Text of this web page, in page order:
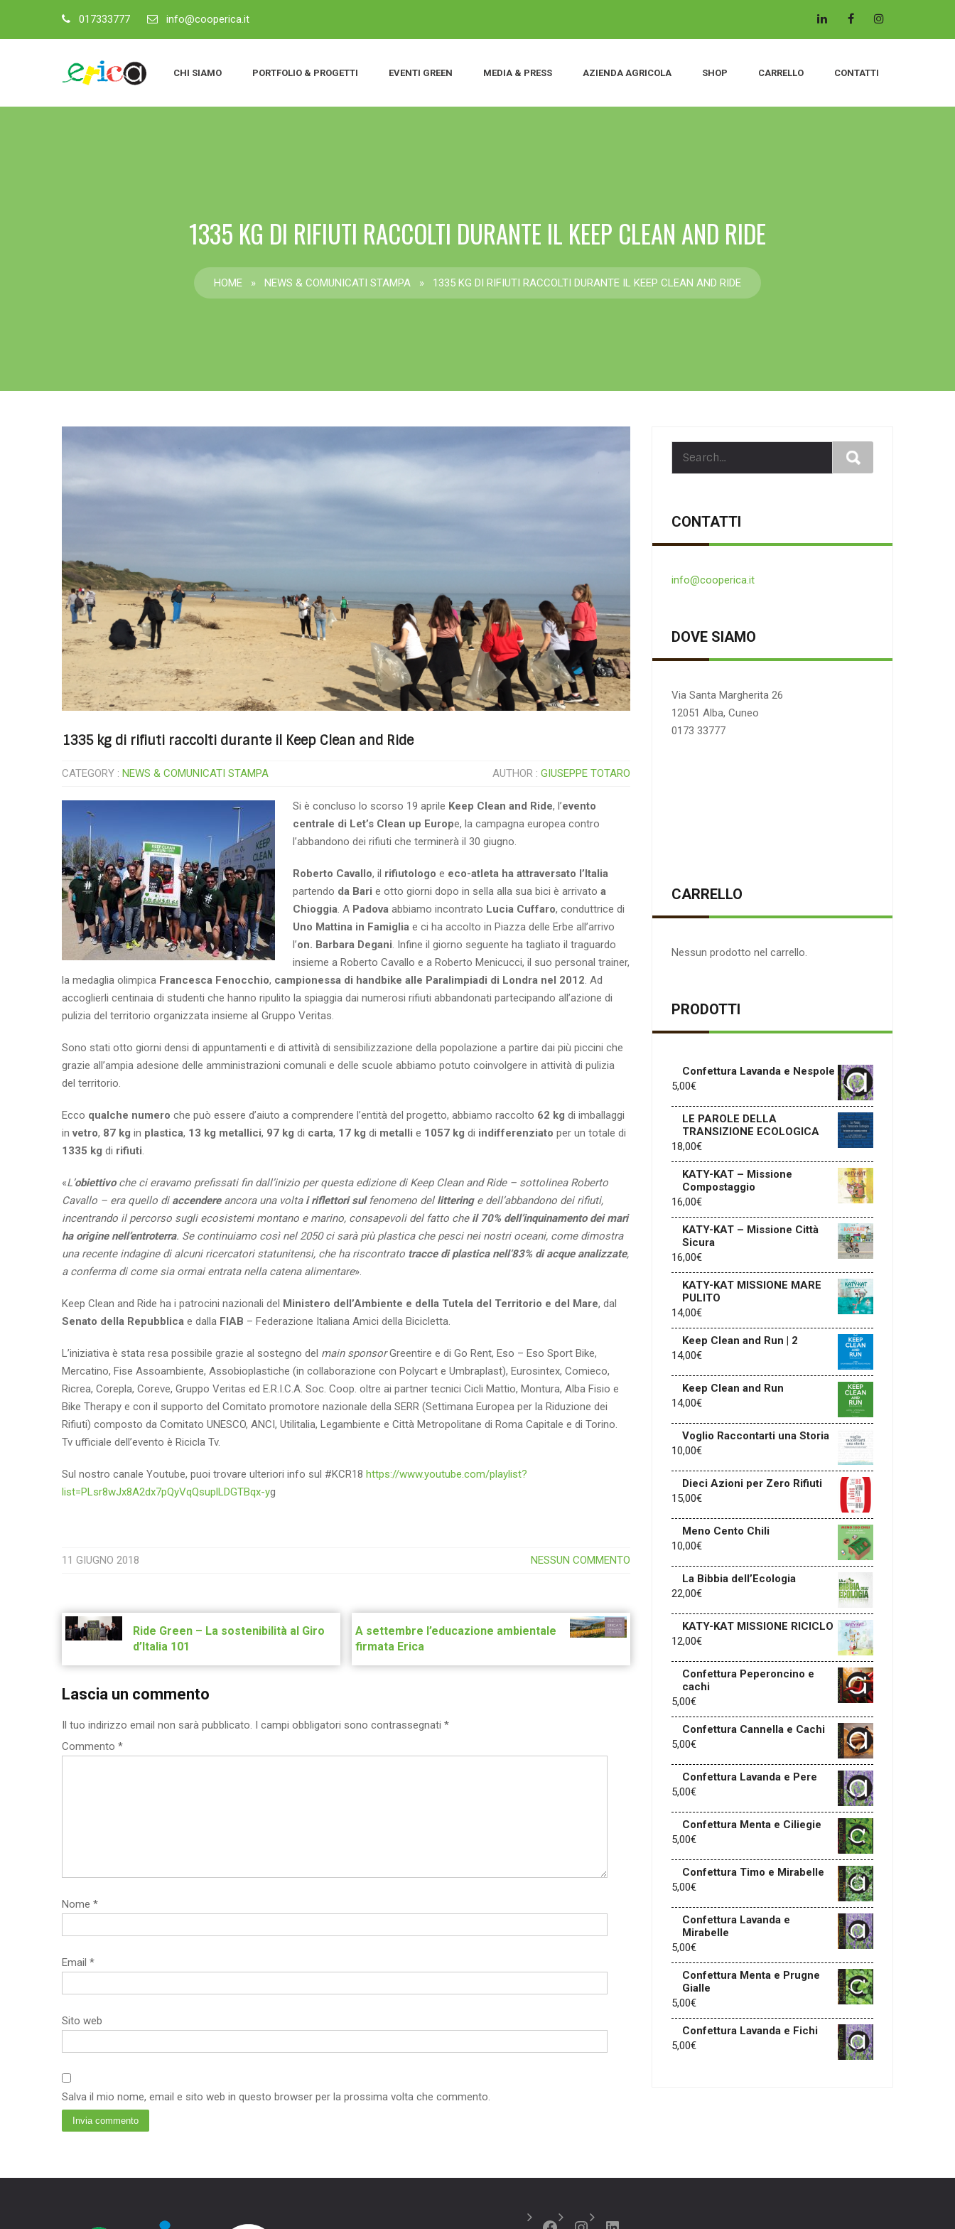
017333777 info@cooperica.it
CHI SIAMO PORTFOLIO & PROGETTI EVENTI GREEN MEDIA & PRESS AZIENDA AGRICOLA SHOP CARRELLO CONTATTI
1335 KG DI RIFIUTI RACCOLTI DURANTE IL KEEP CLEAN AND RIDE
HOME » NEWS & COMUNICATI STAMPA » 1335 KG DI RIFIUTI RACCOLTI DURANTE IL KEEP CLEAN AND RIDE
1335 kg di rifiuti raccolti durante il Keep Clean and Ride
CATEGORY : NEWS & COMUNICATI STAMPA AUTHOR : GIUSEPPE TOTARO
Si è concluso lo scorso 19 aprile Keep Clean and Ride, l’evento
centrale di Let’s Clean up Europe, la campagna europea contro
l’abbandono dei rifiuti che terminerà il 30 giugno.
Roberto Cavallo, il rifiutologo e eco-atleta ha attraversato l’Italia
partendo da Bari e otto giorni dopo in sella alla sua bici è arrivato a
Chioggia. A Padova abbiamo incontrato Lucia Cuffaro, conduttrice di
Uno Mattina in Famiglia e ci ha accolto in Piazza delle Erbe all’arrivo
l’on. Barbara Degani. Infine il giorno seguente ha tagliato il traguardo
insieme a Roberto Cavallo e a Roberto Menicucci, il suo personal trainer,
la medaglia olimpica Francesca Fenocchio, campionessa di handbike alle Paralimpiadi di Londra nel 2012. Ad
accoglierli centinaia di studenti che hanno ripulito la spiaggia dai numerosi rifiuti abbandonati partecipando all’azione di
pulizia del territorio organizzata insieme al Gruppo Veritas.
Sono stati otto giorni densi di appuntamenti e di attività di sensibilizzazione della popolazione a partire dai più piccini che
grazie all’ampia adesione delle amministrazioni comunali e delle scuole abbiamo potuto coinvolgere in attività di pulizia
del territorio.
Ecco qualche numero che può essere d’aiuto a comprendere l’entità del progetto, abbiamo raccolto 62 kg di imballaggi
in vetro, 87 kg in plastica, 13 kg metallici, 97 kg di carta, 17 kg di metalli e 1057 kg di indifferenziato per un totale di
1335 kg di rifiuti.
«L’obiettivoche ci eravamo prefissati fin dall’inizio per questa edizione di Keep Clean and Ride – sottolinea Roberto
Cavallo – era quello di accendereancora una volta i riflettori sulfenomeno del litteringe dell’abbandono dei rifiuti,
incentrando il percorso sugli ecosistemi montano e marino, consapevoli del fatto che il 70% dell’inquinamento dei mari
ha origine nell’entroterra. Se continuiamo così nel 2050 ci sarà più plastica che pesci nei nostri oceani, come dimostra
una recente indagine di alcuni ricercatori statunitensi, che ha riscontrato tracce di plastica nell’83% di acque analizzate,
a conferma di come sia ormai entrata nella catena alimentare».
Keep Clean and Ride ha i patrocini nazionali del Ministero dell’Ambiente e della Tutela del Territorio e del Mare, dal
Senato della Repubblica e dalla FIAB – Federazione Italiana Amici della Bicicletta.
L’iniziativa è stata resa possibile grazie al sostegno del main sponsorGreentire e di Go Rent, Eso – Eso Sport Bike,
Mercatino, Fise Assoambiente, Assobioplastiche (in collaborazione con Polycart e Umbraplast), Eurosintex, Comieco,
Ricrea, Corepla, Coreve, Gruppo Veritas ed E.R.I.C.A. Soc. Coop. oltre ai partner tecnici Cicli Mattio, Montura, Alba Fisio e
Bike Therapy e con il supporto del Comitato promotore nazionale della SERR (Settimana Europea per la Riduzione dei
Rifiuti) composto da Comitato UNESCO, ANCI, Utilitalia, Legambiente e Città Metropolitane di Roma Capitale e di Torino.
Tv ufficiale dell’evento è Ricicla Tv.
Sul nostro canale Youtube, puoi trovare ulteriori info sul #KCR18 https://www.youtube.com/playlist?
list=PLsr8wJx8A2dx7pQyVqQsuplLDGTBqx-yg
11 GIUGNO 2018 NESSUN COMMENTO
Post
navigation
Ride Green – La sostenibilità al Giro
d’Italia 101
A settembre l’educazione ambientale
firmata Erica
Lascia un commento
Il tuo indirizzo email non sarà pubblicato. I campi obbligatori sono contrassegnati *
Commento *
Nome *
Email *
Sito web
Salva il mio nome, email e sito web in questo browser per la prossima volta che commento.
CONTATTI
info@cooperica.it
DOVE SIAMO
Via Santa Margherita 26
12051 Alba, Cuneo
0173 33777
CARRELLO
Nessun prodotto nel carrello.
PRODOTTI
Confettura Lavanda e Nespole
5,00€
LE PAROLE DELLA
TRANSIZIONE ECOLOGICA
18,00€
KATY-KAT – Missione
Compostaggio
16,00€
KATY-KAT – Missione Città
Sicura
16,00€
KATY-KAT MISSIONE MARE
PULITO
14,00€
Keep Clean and Run | 2
14,00€
Keep Clean and Run
14,00€
Voglio Raccontarti una Storia
10,00€
Dieci Azioni per Zero Rifiuti
15,00€
Meno Cento Chili
10,00€
La Bibbia dell’Ecologia
22,00€
KATY-KAT MISSIONE RICICLO
12,00€
Confettura Peperoncino e
cachi
5,00€
Confettura Cannella e Cachi
5,00€
Confettura Lavanda e Pere
5,00€
Confettura Menta e Ciliegie
5,00€
Confettura Timo e Mirabelle
5,00€
Confettura Lavanda e
Mirabelle
5,00€
Confettura Menta e Prugne
Gialle
5,00€
Confettura Lavanda e Fichi
5,00€